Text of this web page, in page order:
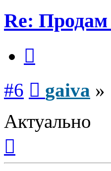
Re:
#6 gaiva »
Актуально
началу